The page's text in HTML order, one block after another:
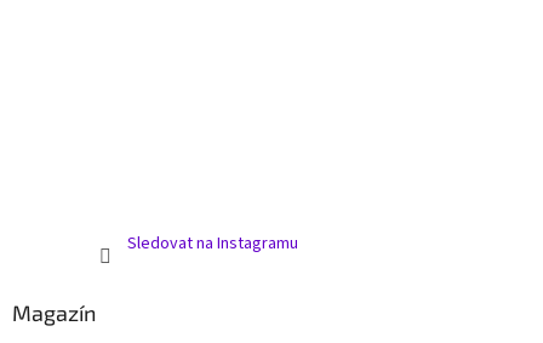
Sledovat na Instagramu
Magazín